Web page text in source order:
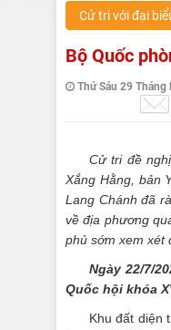
Cử tri với đại
Bộ Quốc
Thứ Sáu 29
Cử tri đề
Xắng Hằng, bản
Lang Chánh đã
về địa phương
phủ sớm xem xét
Ngày 22/7/
Quốc hội khóa
Khu đất diện